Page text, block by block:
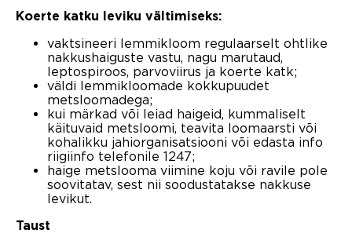
Koerte katku leviku vältimiseks:
vaktsineeri lemmikloom regulaarselt ohtlike
nakkushaiguste vastu, nagu marutaud,
leptospiroos, parvoviirus ja koerte katk;
väldi lemmikloomade kokkupuudet
metsloomadega;
kui märkad või leiad haigeid, kummaliselt
käituvaid metsloomi, teavita loomaarsti või
kohalikku jahiorganisatsiooni või edasta info
riigiinfo telefonile 1247;
haige metslooma viimine koju või ravile pole
soovitatav, sest nii soodustatakse nakkuse
levikut.
Taust